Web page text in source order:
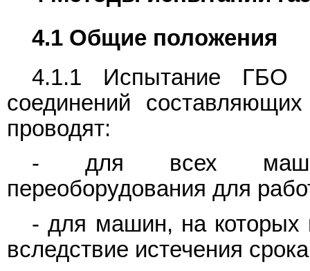
4.1 Общие положения
4.1.1 Испытание ГБО
соединений
проводят:
- для всех машин
переоборудования для
- для машин, на
вследствие истечения